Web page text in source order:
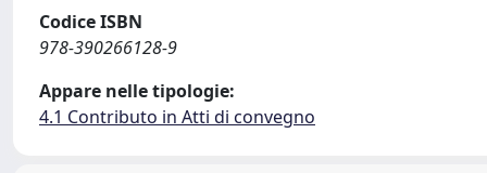
Codice ISBN
978-390266128-9
Appare nelle tipologie:
4.1 Contributo in Atti di convegno